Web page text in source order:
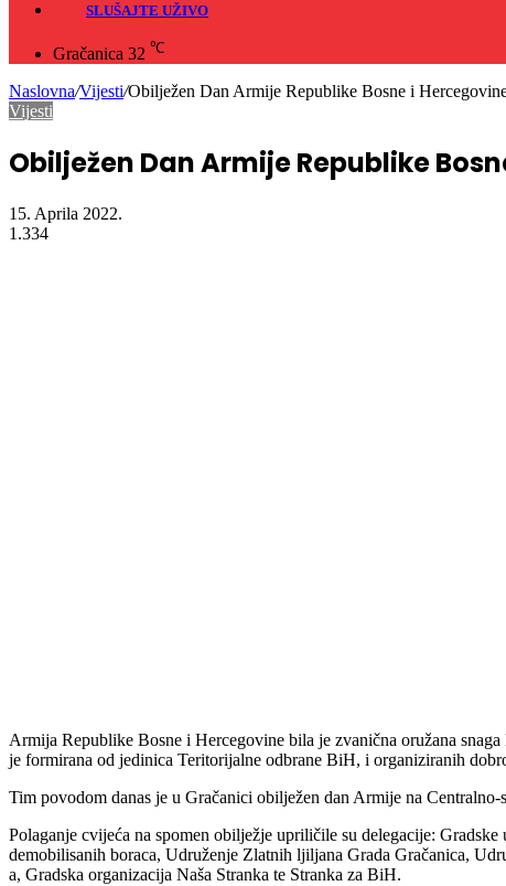
SLUŠAJTE UŽIVO
Gračanica 32 ℃
Naslovna/Vijesti/Obilježen Dan Armije Republike Bosne i
Vijesti
Obilježen Dan Armije Republike
15. Aprila 2022.
1.334
Armija Republike Bosne i Hercegovine bila je zvanična oružana
je formirana od jedinica Teritorijalne odbrane BiH, i organiziranih
Tim povodom danas je u Gračanici obilježen dan Armije na
Polaganje cvijeća na spomen obilježje upriličile su delegacije:
demobilisanih boraca, Udruženje Zlatnih ljiljana Grada Gračanica,
a, Gradska organizacija Naša Stranka te Stranka za BiH.